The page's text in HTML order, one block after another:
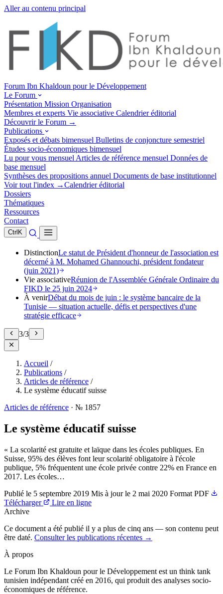
Aller au contenu principal
Forum Ibn Khaldoun pour le Développement
Le Forum
Présentation Mission Organisation
Membres et experts Vie associative Calendrier éditorial
Découvrir le Forum →
Publications
Exposés et débats bimensuel Bulletins de conjoncture semestriel
Études socio-économiques bimensuel
Lu pour vous mensuel Articles de référence mensuel Données de
base mensuel
Synthèses des propositions annuel Documents de base institutionnel
Voir tout l'index →Calendrier éditorial
Dossiers
Thématiques
Ressources
Contact
Ctrl K
DistinctionLe statut de Président d'honneur de l'association est
décerné à M. Mohamed Ghannouchi, président fondateur
(juin 2021)
Vie associativeRéunion de l'Assemblée Générale Ordinaire du
FIKD le 25 juin 2024
À venirDébat du mois de juin : le système bancaire de la
Tunisie — situation actuelle, défis et perspectives d'une
stratégie efficace
3/3
Accueil /
Publications /
Articles de référence /
Le système éducatif suisse
Articles de référence · № 1857
Le système éducatif suisse
« La scolarité est gratuite et laïque dans les écoles publiques. En
Suisse, 95% des élèves font leur scolarité obligatoire à l'école
publique, 5% fréquentent une école privée contre 22% en France en
2017. Les écoles…
Publié le 5 septembre 2019 Mis à jour le 2 mai 2020 Format PDF
Télécharger
Lire en ligne
Archive
Ce document a été publié il y a plus de cinq ans — son contenu peut
être daté. Consulter les publications récentes →
À propos
Le Forum Ibn Khaldoun pour le Développement est un think tank
tunisien indépendant créé en 2016, qui produit des analyses socio-
économiques de référence.